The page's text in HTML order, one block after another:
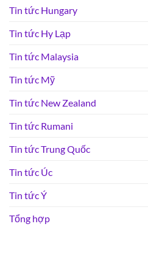
Tin tức Hungary
Tin tức Hy Lạp
Tin tức Malaysia
Tin tức Mỹ
Tin tức New Zealand
Tin tức Rumani
Tin tức Trung Quốc
Tin tức Úc
Tin tức Ý
Tổng hợp